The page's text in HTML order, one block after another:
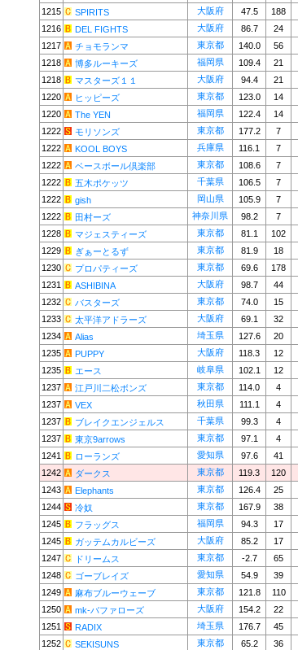
1215
SPIRITS 大阪府 47.5 188
1216
DEL FIGHTS 大阪府 86.7 24
1217
チョモランマ 東京都 140.0 56
1218
博多ルーキーズ 福岡県 109.4 21
1218
マスターズ１１ 大阪府 94.4 21
1220
ヒッピーズ 東京都 123.0 14
1220
The YEN 福岡県 122.4 14
1222
モリソンズ 東京都 177.2 7
1222
KOOL BOYS 兵庫県 116.1 7
1222
ベースボール倶楽部 東京都 108.6 7
1222
五木ポケッツ 千葉県 106.5 7
1222
gish 岡山県 105.9 7
1222
田村ーズ 神奈川県 98.2 7
1228
マジェスティーズ 東京都 81.1 102
1229
ぎぁーとるず 東京都 81.9 18
1230
プロパティーズ 東京都 69.6 178
1231
ASHIBINA 大阪府 98.7 44
1232
バスターズ 東京都 74.0 15
1233
太平洋アドラーズ 大阪府 69.1 32
1234
Alias 埼玉県 127.6 20
1235
PUPPY 大阪府 118.3 12
1235
エース 岐阜県 102.1 12
1237
江戸川二松ボンズ 東京都 114.0 4
1237
VEX 秋田県 111.1 4
1237
ブレイクエンジェルス 千葉県 99.3 4
1237
東京9arrows 東京都 97.1 4
1241
ローランズ 愛知県 97.6 41
1242
ダークス 東京都 119.3 120
1243
Elephants 東京都 126.4 25
1244
冷奴 東京都 167.9 38
1245
フラッグス 福岡県 94.3 17
1245
ガッテムカルビーズ 大阪府 85.2 17
1247
ドリームス 東京都 -2.7 65
1248
ゴーブレイズ 愛知県 54.9 39
1249
麻布ブルーウェーブ 東京都 121.8 110
1250
mk-バファローズ 大阪府 154.2 22
1251
RADIX 埼玉県 176.7 45
1252
SEKISUNS 東京都 65.2 36